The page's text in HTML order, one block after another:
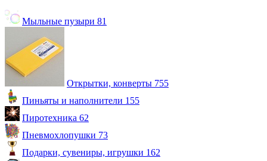
Мыльные пузыри 81
Открытки, конверты 755
Пиньяты и наполнители 155
Пиротехника 62
Пневмохлопушки 73
Подарки, сувениры, игрушки 162